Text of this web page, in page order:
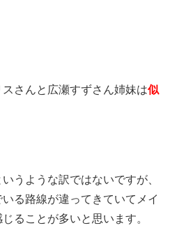
さんと広瀬すずさん姉妹は似
いうような訳ではないですが、
る路線が違ってきていてメイ
ることが多いと思います。